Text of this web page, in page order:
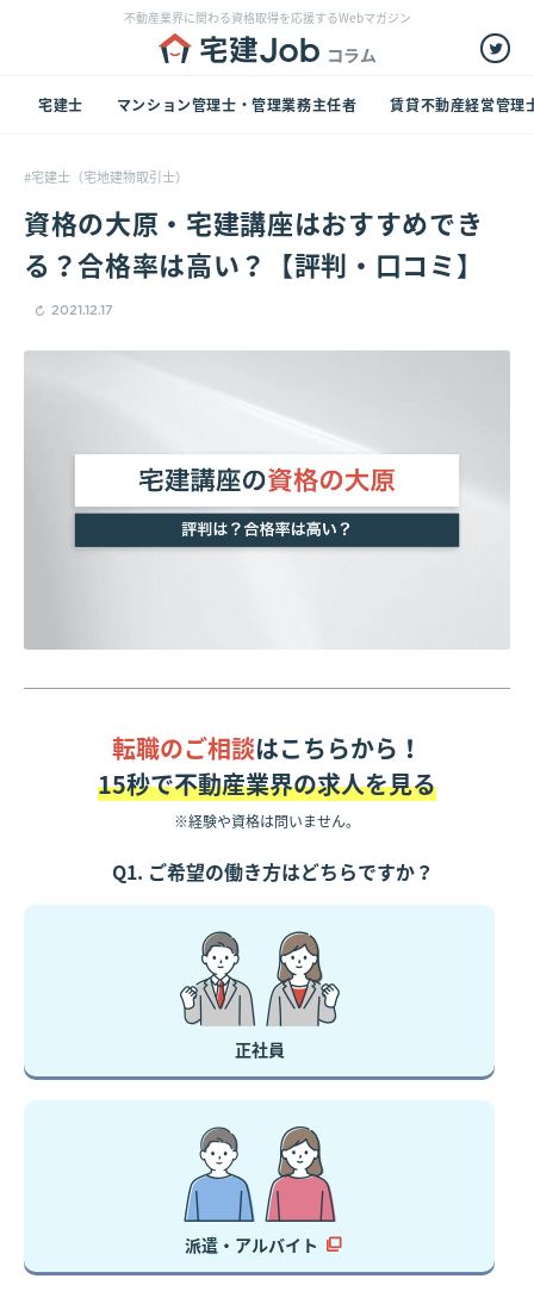
不動産業界に関わる資格取得を応援するWebマガジン
宅建士 マンション管理士・管理業務主任者 賃貸不動産経営管理
宅建士（宅地建物取引士）
資格の大原・宅建講座はおすすめでき
る？合格率は高い？【評判・口コミ】
2021.12.17
転職のご相談はこちらから！
15秒で不動産業界の求人を見る
※経験や資格は問いません。
Q1. ご希望の働き方はどちらですか？
正社員
派遣・アルバイト